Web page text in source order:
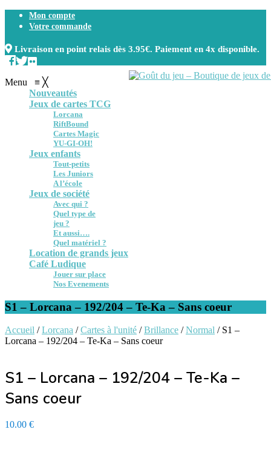
Mon compte
Votre commande
Livraison en point relais dès 3.95€. Paiement en 4x disponible.
Menu ≡ ╳
Nouveautés
Jeux de cartes TCG
Lorcana
RiftBound
Cartes Magic
YU-GI-OH!
Jeux enfants
Tout-petits
Les Juniors
A l’école
Jeux de société
Avec qui ?
Quel type de
jeu ?
Et aussi….
Quel matériel ?
Location de grands jeux
Café Ludique
Jouer sur place
Nos Evenements
S1 – Lorcana – 192/204 – Te-Ka – Sans coeur
Accueil /Lorcana /Cartes à l'unité /Brillance /Normal / S1 –
Lorcana – 192/204 – Te-Ka – Sans coeur
S1 – Lorcana – 192/204 – Te-Ka –
Sans coeur
10.00 €